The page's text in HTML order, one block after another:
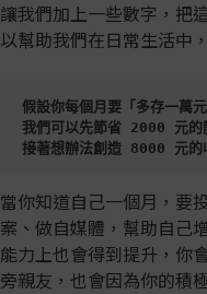
讓我們加上一些數字，把
以幫助我們在日常生活中
假設你每個月要「多存一萬元
我們可以先節省 2000 元的
接著想辦法創造 8000 元的
當你知道自己一個月，要
案、做自媒體，幫助自己
能力上也會得到提升，你
旁親友，也會因為你的積